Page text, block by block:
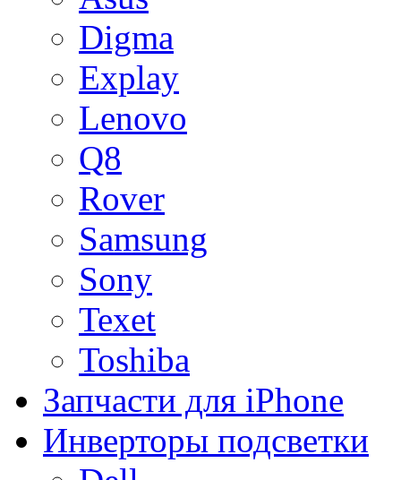
Digma
Explay
Lenovo
Q8
Rover
Samsung
Sony
Texet
Toshiba
Запчасти для iPhone
Инверторы подсветки